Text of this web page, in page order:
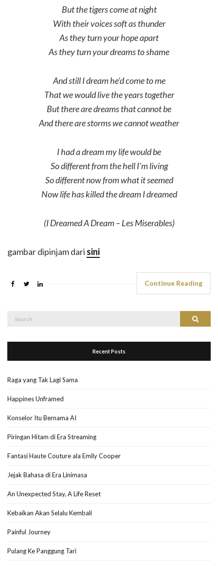
But the tigers come at night
With their voices soft as thunder
As they turn your hope apart
As they turn your dreams to shame
And still I dream he’d come to me
That we would live the years together
But there are dreams that cannot be
And there are storms we cannot weather
I had a dream my life would be
So different from the hell I’m living
So different now from what it seemed
Now life has killed the dream I dreamed
(I Dreamed A Dream – Les Miserables)
gambar dipinjam dari sini
Continue Reading
Search
Search
Recent Posts
Raga yang Tak Lagi Sama
Happines Unframed
Konselor Itu Bernama AI
Piringan Hitam di Era Streaming
Fantasi Haute Couture ala Emily Cooper
Jejak Bahasa di Era Linimasa
An Unexpected Stay, A Life Reset
Kebaikan Akan Selalu Kembali
Painful Journey
Pulang Ke Panggung Tari